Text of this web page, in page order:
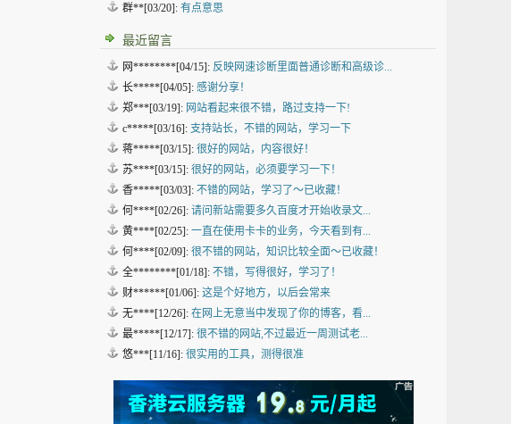
群**[03/20]: 有点意思
最近留言
网********[04/15]: 反映网速诊断里面普通诊断和高级诊...
长*****[04/05]: 感谢分享！
郑***[03/19]: 网站看起来很不错，路过支持一下!
c*****[03/16]: 支持站长，不错的网站，学习一下
蒋*****[03/15]: 很好的网站，内容很好！
苏****[03/15]: 很好的网站，必须要学习一下！
香*****[03/03]: 不错的网站，学习了～已收藏！
何****[02/26]: 请问新站需要多久百度才开始收录文...
黄****[02/25]: 一直在使用卡卡的业务，今天看到有...
何****[02/09]: 很不错的网站，知识比较全面～已收藏！
全********[01/18]: 不错，写得很好，学习了！
财******[01/06]: 这是个好地方，以后会常来
无****[12/26]: 在网上无意当中发现了你的博客，看...
最*****[12/17]: 很不错的网站,不过最近一周测试老...
悠***[11/16]: 很实用的工具，测得很准